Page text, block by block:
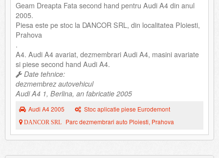
Geam Dreapta Fata second hand pentru Audi A4 din anul
2005.
Piesa este pe stoc la DANCOR SRL, din localitatea Ploiesti,
Prahova
.
A4. Audi A4 avariat, dezmembrari Audi A4, masini avariate
si piese second hand Audi A4.
Date tehnice:
dezmembrez autovehicul
Audi A4 1, Berlina, an fabricatie 2005
Audi A4 2005 Stoc aplicatie piese Eurodemont
DANCOR SRL Parc dezmembrari auto Ploiesti, Prahova